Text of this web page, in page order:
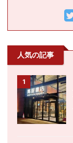
人気の記事
1